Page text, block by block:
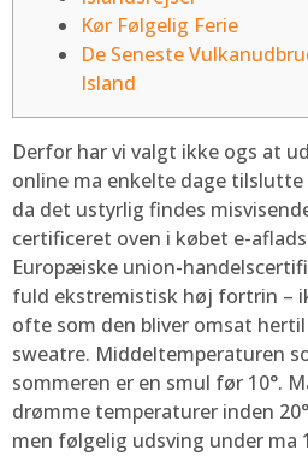
Kør Følgelig Ferie
De Seneste
Island
Derfor har vi valgt ikke ogs at
online ma enkelte dage
da det ustyrlig findes
certificeret oven i købet e-
Europæiske union-
fuld ekstremistisk høj fortrin –
ofte som den bliver omsat
sweatre. Middeltemperaturen
sommeren er en smul før 10°.
drømme temperaturer inden
men følgelig udsving under ma